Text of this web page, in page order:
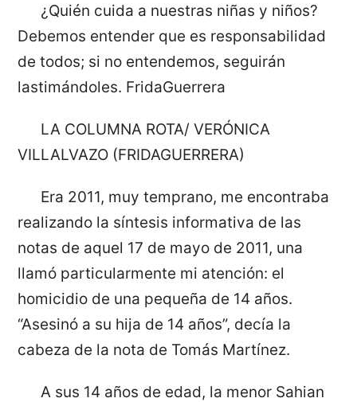
¿Quién cuida a nuestras niñas y niños?
Debemos entender que es responsabilidad
de todos; si no entendemos, seguirán
lastimándoles. FridaGuerrera
LA COLUMNA ROTA/ VERÓNICA
VILLALVAZO (FRIDAGUERRERA)
Era 2011, muy temprano, me encontraba
realizando la síntesis informativa de las
notas de aquel 17 de mayo de 2011, una
llamó particularmente mi atención: el
homicidio de una pequeña de 14 años.
“Asesinó a su hija de 14 años”, decía la
cabeza de la nota de Tomás Martínez.
A sus 14 años de edad, la menor Sahian